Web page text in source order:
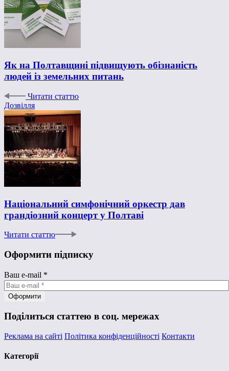
Як на Полтавщині підвищують обізнаність
людей із земельних питань
Читати статтю
Дозвілля
Національний симфонічний оркестр дав
грандіозний концерт у Полтаві
Читати статтю
Оформити підписку
Ваш e-mail *
Поділиться статтею в соц. мережах
Реклама на сайті Політика конфіденційності Контакти
Категорії